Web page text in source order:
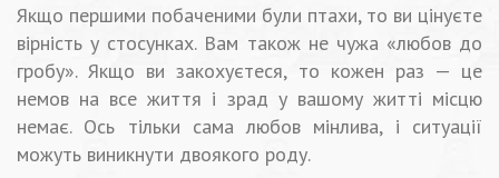
Якщо першими побаченими були птахи, то ви цінуєте
вірність у стосунках. Вам також не чужа «любов до
гробу». Якщо ви закохуєтеся, то кожен раз — це
немов на все життя і зрад у вашому житті місцю
немає. Ось тільки сама любов мінлива, і ситуації
можуть виникнути двоякого роду.